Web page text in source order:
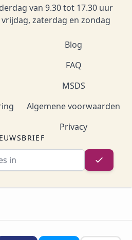
van 9.30 tot 17.30 uur
zaterdag en zondag
Blog
FAQ
MSDS
Algemene voorwaarden
Privacy